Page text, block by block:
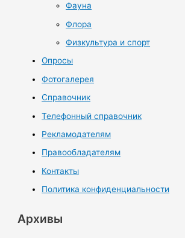
Фауна
Флора
Физкультура и спорт
Опросы
Фотогалерея
Справочник
Телефонный справочник
Рекламодателям
Правообладателям
Контакты
Политика конфиденциальности
Архивы